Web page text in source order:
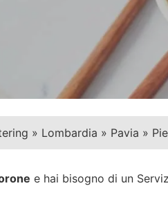
» Lombardia » Pavia »
e hai bisogno di un